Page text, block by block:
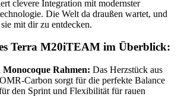
clevere Integration mit modernster
Die Welt da draußen wartet, und
mit dir zu entdecken.
Terra M20iTEAM im Überblick:
Rahmen: Das Herzstück aus
Carbon sorgt für die perfekte Balance
den Sprint und Flexibilität für rauen